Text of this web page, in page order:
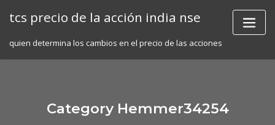
tcs precio de la acción india nse
quien determina los cambios en el precio de las acciones
Category Hemmer34254